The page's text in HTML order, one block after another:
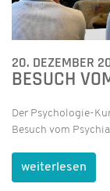
20. DEZEMBER
BESUCH
Der Psychologie-
Besuch vom
weiterlesen